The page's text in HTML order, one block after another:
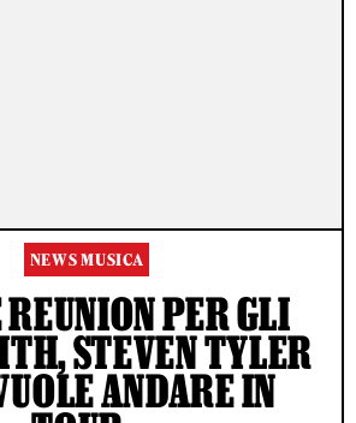
NEWS MUSICA
PER GLI
STEVEN TYLER
ANDARE IN